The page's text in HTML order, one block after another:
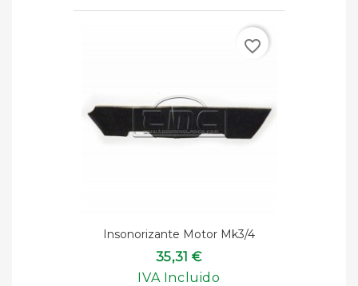
Insonorizante Motor Mk3/4
35,31 €
IVA Incluido
favorite_border